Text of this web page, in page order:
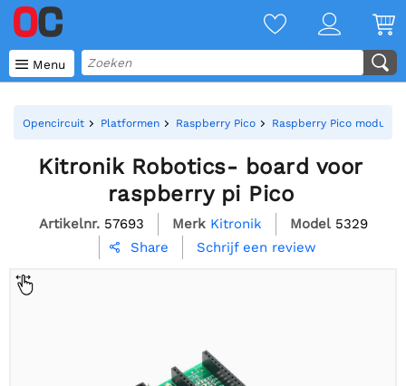
 Menu
Opencircuit Platformen Raspberry Pico Raspberry Pico modules
Kitronik Robotics- board voor
raspberry pi Pico
Artikelnr. 57693 Merk Kitronik Model 5329
 Share Schrijf een review